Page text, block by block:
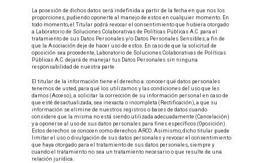
La posesión de dichos datos será indefinida a partir de la fecha en que nos los
proporciones, pudiendo oponerte al manejo de estos en cualquier momento. En
todo momento, el Titular podrá revocar el consentimiento que hubiera otorgado
a Laboratorio de Soluciones Colaborativas de Políticas Públicas A.C. para el
tratamiento de sus Datos Personales y/o Datos Personales Sensibles, a fin de
que la Asociación deje de hacer uso de estos. En caso de que la solicitud de
oposición sea procedente, Laboratorio de Soluciones Colaborativas de Políticas
Públicas A.C. dejará de manejar tus Datos Personales sin ninguna
responsabilidad de nuestra parte.
El titular de la información tiene el derecho a: conocer qué datos personales
tenemos de usted, para qué los utilizamos y las condiciones del uso que les
damos (Acceso), a solicitar la corrección de su información personal en caso de
que esté desactualizada, sea inexacta o incompleta (Rectificación), a que su
información se elimine de nuestros registros o bases de datos cuando
considere que la misma no está siendo utilizada adecuadamente (Cancelación)
y a oponerse al uso de sus datos personales para fines específicos (Oposición).
Estos derechos se conocen como derechos ARCO. Asimismo, dicho titular puede
limitar el uso o divulgación de sus datos personales y revocar el consentimiento
que haya otorgado para el tratamiento de sus datos personales, siempre y
cuando el tratamiento no sea un tratamiento necesario o que resulte de una
relación jurídica.